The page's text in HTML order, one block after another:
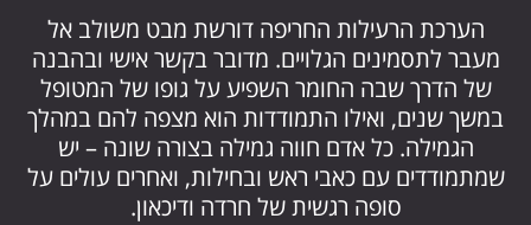
הערכת הרעילות החריפה דורשת מבט משולב אל
מעבר לתסמינים הגלויים. מדובר בקשר אישי ובהבנה
של הדרך שבה החומר השפיע על גופו של המטופל
במשך שנים, ואילו התמודדות הוא מצפה להם במהלך
הגמילה. כל אדם חווה גמילה בצורה שונה – יש
שמתמודדים עם כאבי ראש ובחילות, ואחרים עולים על
סופה רגשית של חרדה ודיכאון.